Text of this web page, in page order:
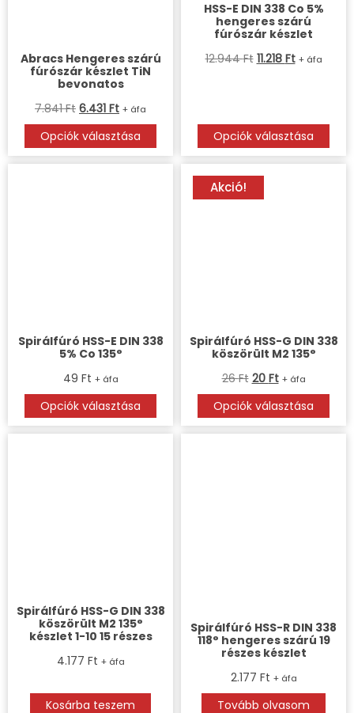
Abracs Hengeres szárú
fúrószár készlet TiN
bevonatos
7.841Ft 6.431 Ft + áfa
Opciók választása
HSS-E DIN 338 Co 5%
hengeres szárú
fúrószár készlet
12.944Ft 11.218 Ft + áfa
Opciók választása
Spirálfúró HSS-E DIN 338
5% Co 135°
49 Ft + áfa
Opciók választása
Akció!
Spirálfúró HSS-G DIN 338
köszörült M2 135°
26Ft 20 Ft + áfa
Opciók választása
Spirálfúró HSS-G DIN 338
köszörült M2 135°
készlet 1-10 15 részes
4.177 Ft + áfa
Kosárba teszem
Spirálfúró HSS-R DIN 338
118° hengeres szárú 19
részes készlet
2.177 Ft + áfa
Tovább olvasom